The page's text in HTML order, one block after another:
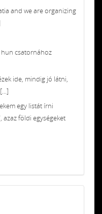
and we are organizing
hun csatornához
ide, mindig jó látni,
egy listát írni
földi egységeket